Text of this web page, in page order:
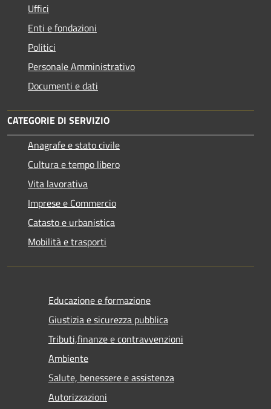
Uffici
Enti e fondazioni
Politici
Personale Amministrativo
Documenti e dati
CATEGORIE DI SERVIZIO
Anagrafe e stato civile
Cultura e tempo libero
Vita lavorativa
Imprese e Commercio
Catasto e urbanistica
Mobilità e trasporti
Educazione e formazione
Giustizia e sicurezza pubblica
Tributi,finanze e contravvenzioni
Ambiente
Salute, benessere e assistenza
Autorizzazioni